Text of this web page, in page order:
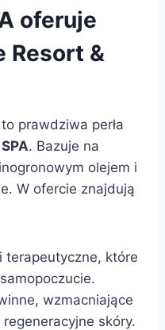
oferuje
Resort &
prawdziwa perła
. Bazuje na
olejem i
W ofercie znajdują
terapeutyczne, które
wzmacniające
skóry.